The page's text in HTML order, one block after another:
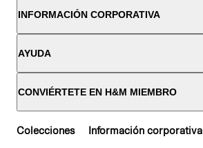
INFORMACIÓN CORPORATIVA
AYUDA
CONVIÉRTETE EN H&M MIEMBRO
Colecciones Información corporativa